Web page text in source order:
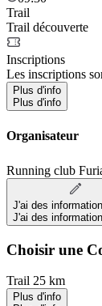
Trail
Trail découverte
Inscriptions
Les inscriptions
Plus d'info
Plus d'info
Organisateur
Running club
J'ai des
J'ai des
Choisir une
Trail 25 km
Plus d'info